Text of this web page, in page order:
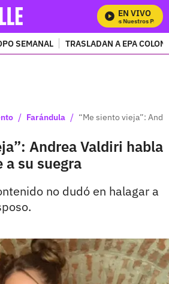
EN VIVO
Mira Todos Nuestros
SEMANAL TRASLADAN A EPA
/ Farándula / “Me siento vieja”:
Andrea Valdiri habla
a su suegra
no dudó en halagar a